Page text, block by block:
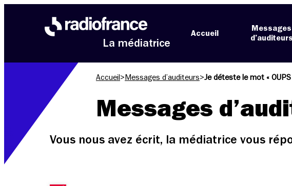
La médiatrice
Accueil
Messages
d’auditeurs
Accueil > Messages d’auditeurs>Je déteste le mot « OUPS
Messages
Vous nous avez écrit, la médiatrice vous